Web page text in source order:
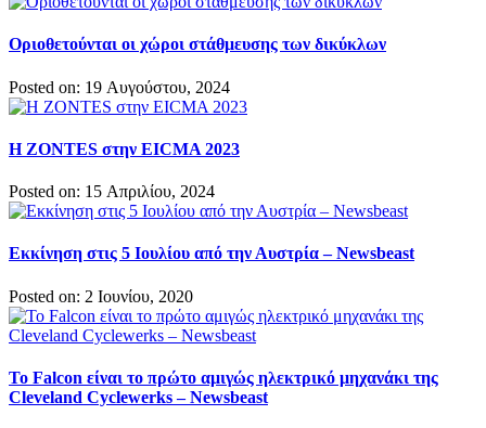
Οριοθετούνται οι χώροι στάθμευσης των δικύκλων
Posted on: 19 Αυγούστου, 2024
Η ZONTES στην EICMA 2023
Posted on: 15 Απριλίου, 2024
Εκκίνηση στις 5 Ιουλίου από την Αυστρία – Newsbeast
Posted on: 2 Ιουνίου, 2020
Το Falcon είναι το πρώτο αμιγώς ηλεκτρικό μηχανάκι της
Cleveland Cyclewerks – Newsbeast